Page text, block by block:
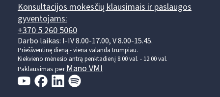
Konsultacijos mokesčių klausimais ir paslaugos
gyventojams:
+370 5 260 5060
Darbo laikas: I-IV 8.00-17.00, V 8.00-15.45.
Prieššventinę dieną - viena valanda trumpiau.
Kiekvieno mėnesio antrą penktadienį 8.00 val. - 12.00 val.
Paklausimas per Mano VMI